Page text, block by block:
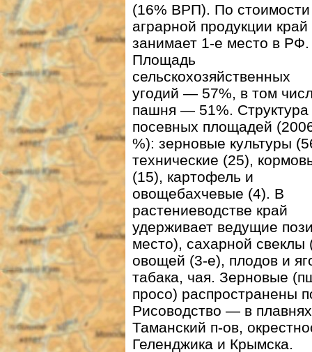
(16% ВРП). По стоимости
аграрной продукции край
занимает 1-е место в РФ.
Площадь
сельскохозяйственных
угодий — 57%, в том
пашня — 51%. Структура
посевных площадей
%): зерновые культуры
технические (25),
(15), картофель и
овощебахчевые (4). В
растениеводстве край
удерживает ведущие
место), сахарной свеклы
овощей (3-е), плодов и
табака, чая. Зерновые
просо) распространены
Рисоводство — в
Таманский п-ов,
Геленджика и Крымска.